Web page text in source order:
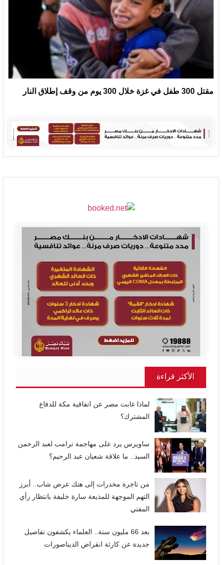
مقتل 300 طفل في غزة خلال 300 يوم من وقف إطلاق النار
الأكثر قراءة
لماذا غابت مصر عن اتفاقية مكة للدفاع
المشترك؟
ساويرس يرد على مهاجمة ترامب لعبد الرحمن
السيد.. ما علاقة شعبان عبد الرحيم؟
من تاجرة مخدرات إلى هتك عرض شاب.. أبرز
التهم الموجهة للمذيعة سارة خليفة بانتظار رأي
المفتي
بعد 66 مليون سنة.. العلماء يكشفون تفاصيل
جديدة عن كارثة انقراض الديناصورات